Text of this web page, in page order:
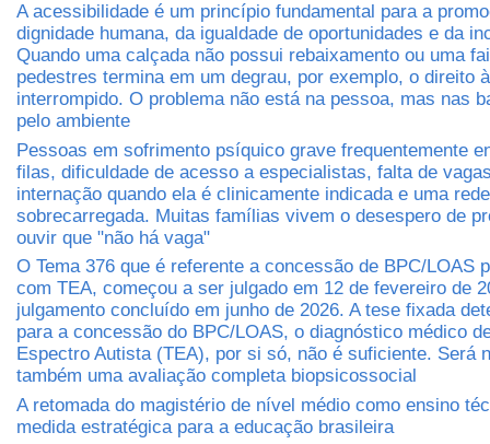
A acessibilidade é um princípio fundamental para a
dignidade humana, da igualdade de oportunidades e da
Quando uma calçada não possui rebaixamento ou uma
pedestres termina em um degrau, por exemplo, o direito
interrompido. O problema não está na pessoa, mas nas
pelo ambiente
Pessoas em sofrimento psíquico grave frequentemente
filas, dificuldade de acesso a especialistas, falta de
internação quando ela é clinicamente indicada e uma rede
sobrecarregada. Muitas famílias vivem o desespero de
ouvir que "não há vaga"
O Tema 376 que é referente a concessão de BPC/LOAS
com TEA, começou a ser julgado em 12 de fevereiro de
julgamento concluído em junho de 2026. A tese fixada
para a concessão do BPC/LOAS, o diagnóstico médico
Espectro Autista (TEA), por si só, não é suficiente. Será
também uma avaliação completa biopsicossocial
A retomada do magistério de nível médio como ensino
medida estratégica para a educação brasileira